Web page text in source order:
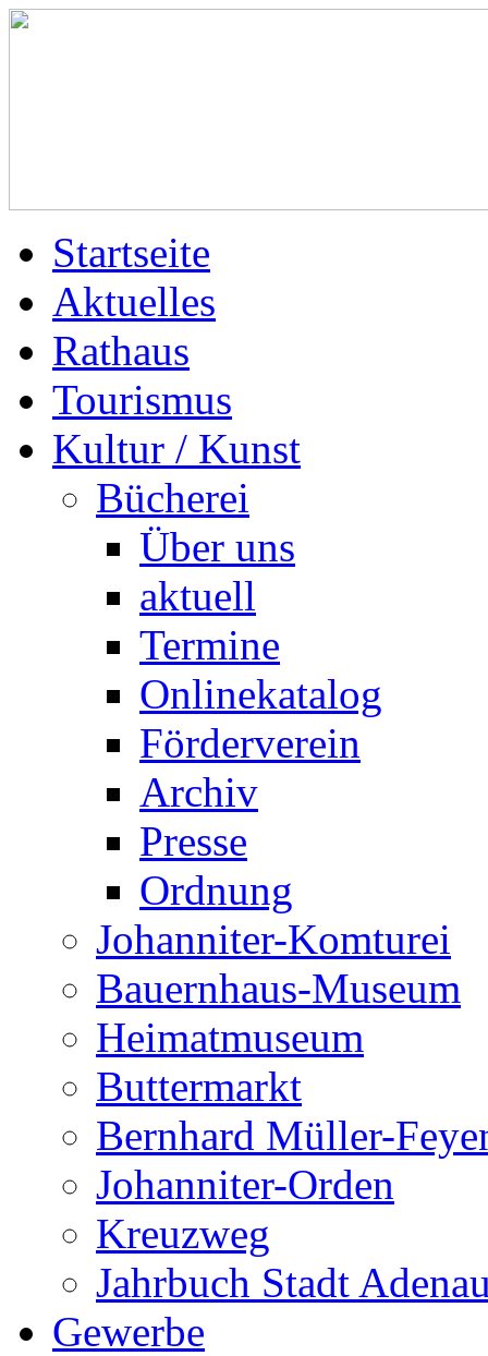
Startseite
Aktuelles
Rathaus
Tourismus
Kultur / Kunst
Bücherei
Über uns
aktuell
Termine
Onlinekatalog
Förderverein
Archiv
Presse
Ordnung
Johanniter-Komturei
Bauernhaus-Museum
Heimatmuseum
Buttermarkt
Bernhard Müller-
Johanniter-Orden
Kreuzweg
Jahrbuch Stadt
Gewerbe